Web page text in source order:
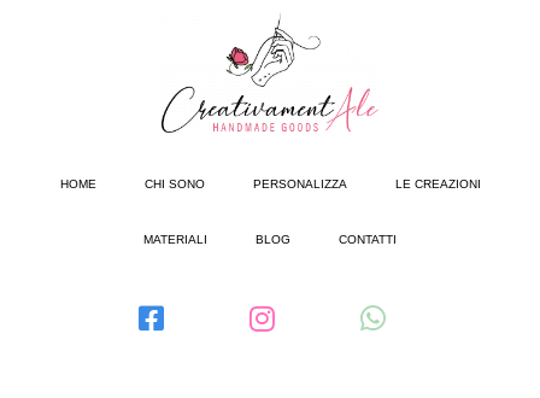
HOME CHI SONO PERSONALIZZA LE CREAZIONI
MATERIALI BLOG CONTATTI